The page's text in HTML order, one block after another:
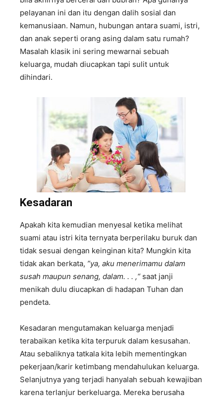
pelayanan ini dan itu dengan dalih sosial dan
kemanusiaan. Namun, hubungan antara suami, istri,
dan anak seperti orang asing dalam satu rumah?
Masalah klasik ini sering mewarnai sebuah
keluarga, mudah diucapkan tapi sulit untuk
dihindari.
Kesadaran
Apakah kita kemudian menyesal ketika melihat
suami atau istri kita ternyata berperilaku buruk dan
tidak sesuai dengan keinginan kita? Mungkin kita
tidak akan berkata, ”ya, aku menerimamu dalam
susah maupun senang, dalam. . . ,“saat janji
menikah dulu diucapkan di hadapan Tuhan dan
pendeta.
Kesadaran mengutamakan keluarga menjadi
terabaikan ketika kita terpuruk dalam kesusahan.
Atau sebaliknya tatkala kita lebih mementingkan
pekerjaan/karir ketimbang mendahulukan keluarga.
Selanjutnya yang terjadi hanyalah sebuah kewajiban
karena terlanjur berkeluarga. Mereka berusaha